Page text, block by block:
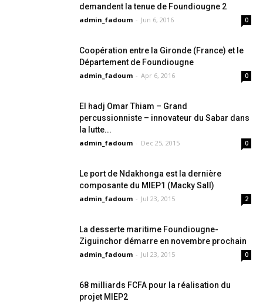
demandent la tenue de Foundiougne 2
admin_fadoum - Jun 6, 2016 0
Coopération entre la Gironde (France) et le
Département de Foundiougne
admin_fadoum - Apr 6, 2016 0
El hadj Omar Thiam – Grand
percussionniste – innovateur du Sabar dans
la lutte...
admin_fadoum - Dec 25, 2015 0
Le port de Ndakhonga est la dernière
composante du MIEP1 (Macky Sall)
admin_fadoum - Jul 23, 2015 2
La desserte maritime Foundiougne-
Ziguinchor démarre en novembre prochain
admin_fadoum - Jul 23, 2015 0
68 milliards FCFA pour la réalisation du
projet MIEP2